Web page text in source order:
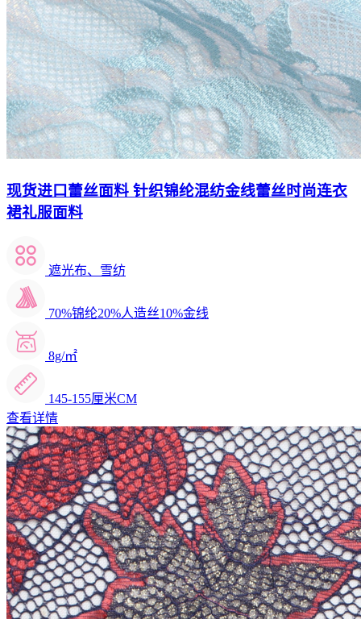
现货进口蕾丝面料 针织锦纶混纺金线蕾丝时尚连衣
裙礼服面料
遮光布、雪纺
70%锦纶20%人造丝10%金线
8g/㎡
145-155厘米CM
查看详情